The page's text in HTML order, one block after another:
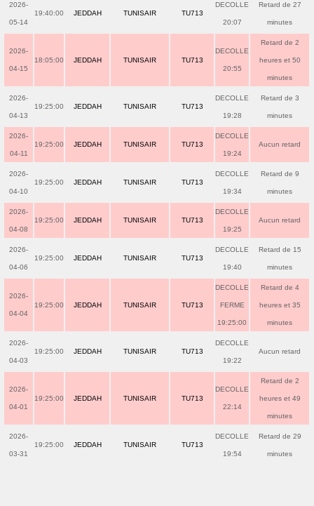
2026-
05-14
19:40:00 JEDDAH TUNISAIR TU713
DECOLLE
20:07
Retard de 27
minutes
2026-
04-15
18:05:00 JEDDAH TUNISAIR TU713
DECOLLE
20:55
Retard de 2
heures et 50
minutes
2026-
04-13
19:25:00 JEDDAH TUNISAIR TU713
DECOLLE
19:28
Retard de 3
minutes
2026-
04-11
19:25:00 JEDDAH TUNISAIR TU713
DECOLLE
19:24
Aucun retard
2026-
04-10
19:25:00 JEDDAH TUNISAIR TU713
DECOLLE
19:34
Retard de 9
minutes
2026-
04-08
19:25:00 JEDDAH TUNISAIR TU713
DECOLLE
19:25
Aucun retard
2026-
04-06
19:25:00 JEDDAH TUNISAIR TU713
DECOLLE
19:40
Retard de 15
minutes
2026-
04-04
19:25:00 JEDDAH TUNISAIR TU713
DECOLLE
FERME
19:25:00
Retard de 4
heures et 35
minutes
2026-
04-03
19:25:00 JEDDAH TUNISAIR TU713
DECOLLE
19:22
Aucun retard
2026-
04-01
19:25:00 JEDDAH TUNISAIR TU713
DECOLLE
22:14
Retard de 2
heures et 49
minutes
2026-
03-31
19:25:00 JEDDAH TUNISAIR TU713
DECOLLE
19:54
Retard de 29
minutes